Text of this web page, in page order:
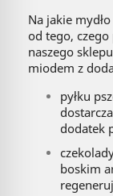
Na jakie
od tego,
naszego
miodem z
pyłku
dodatek
boskim